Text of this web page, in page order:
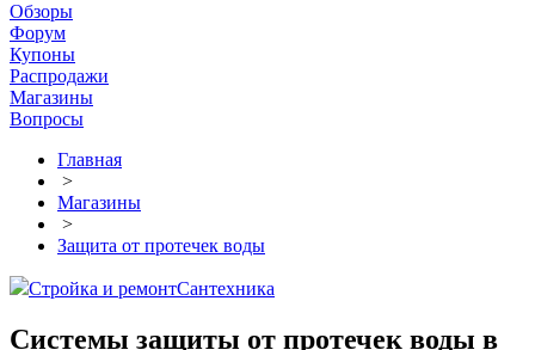
Обзоры
Форум
Купоны
Распродажи
Магазины
Вопросы
Главная
>
Магазины
>
Защита от протечек воды
Стройка и ремонтСантехника
Системы защиты от протечек воды в